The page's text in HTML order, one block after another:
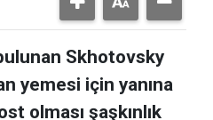
Skhotovsky
yemesi için yanına
olması şaşkınlık